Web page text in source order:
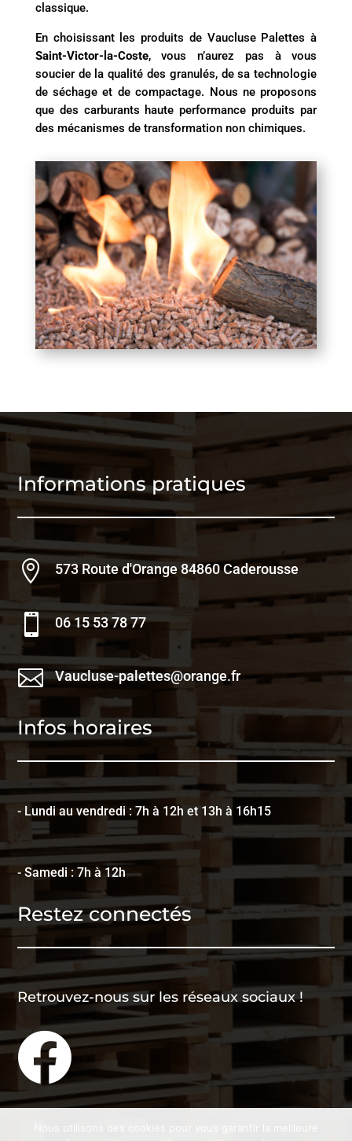
classique.
En choisissant les produits de Vaucluse Palettes à
Saint-Victor-la-Coste, vous n’aurez pas à vous
soucier de la qualité des granulés, de sa technologie
de séchage et de compactage. Nous ne proposons
que des carburants haute performance produits par
des mécanismes de transformation non chimiques.
Informations pratiques
 573 Route d'Orange 84860 Caderousse
 06 15 53 78 77
 Vaucluse-palettes@orange.fr
Infos horaires
- Lundi au vendredi : 7h à 12h et 13h à 16h15
- Samedi : 7h à 12h
Restez connectés
Retrouvez-nous sur les réseaux sociaux !
